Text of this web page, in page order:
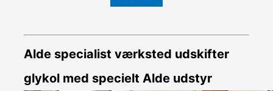
Alde specialist værksted udskifter
glykol med specielt Alde udstyr